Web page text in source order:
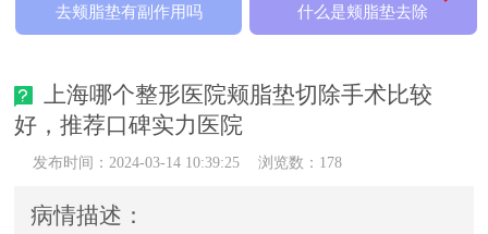
去颊脂垫有副作用吗 什么是颊脂垫去除
上海哪个整形医院颊脂垫切除手术比较
好，推荐口碑实力医院
发布时间：2024-03-14 10:39:25 浏览数：178
病情描述：